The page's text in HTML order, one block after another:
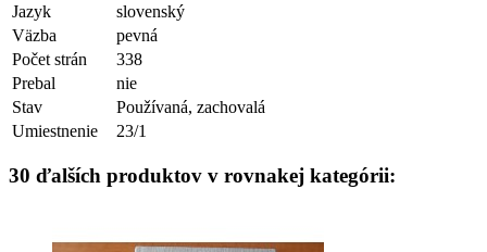
Jazyk
slovenský
Väzba
pevná
Počet strán
338
Prebal
nie
Stav
Používaná, zachovalá
Umiestnenie
23/1
30 ďalších produktov v rovnakej kategórii: